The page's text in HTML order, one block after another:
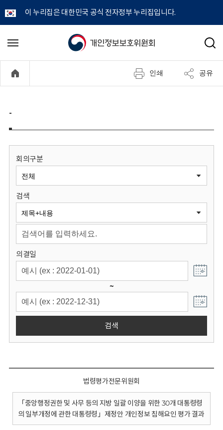
이 누리집은 대한민국 공식 전자정부 누리집입니다.
개
정
보
원
회
메
기
검
인쇄 공유
-
회의구분
검색
의결일
~
검색
법령평가전문위원회
「중앙행정권한 및 사무 등의 지방 일괄 이양을 위한 30개 대통령령
의 일부개정에 관한 대통령령」제정안 개인정보 침해요인 평가 결과